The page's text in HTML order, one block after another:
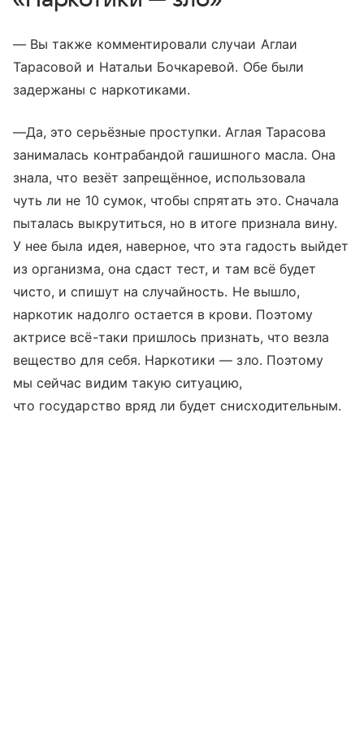
— Вы также комментировали случаи Аглаи
Тарасовой и Натальи Бочкаревой. Обе были
задержаны с наркотиками.
—Да, это серьёзные проступки. Аглая Тарасова
занималась контрабандой гашишного масла. Она
знала, что везёт запрещённое, использовала
чуть ли не 10 сумок, чтобы спрятать это. Сначала
пыталась выкрутиться, но в итоге признала вину.
У нее была идея, наверное, что эта гадость выйдет
из организма, она сдаст тест, и там всё будет
чисто, и спишут на случайность. Не вышло,
наркотик надолго остается в крови. Поэтому
актрисе всё-таки пришлось признать, что везла
вещество для себя. Наркотики — зло. Поэтому
мы сейчас видим такую ситуацию,
что государство вряд ли будет снисходительным.